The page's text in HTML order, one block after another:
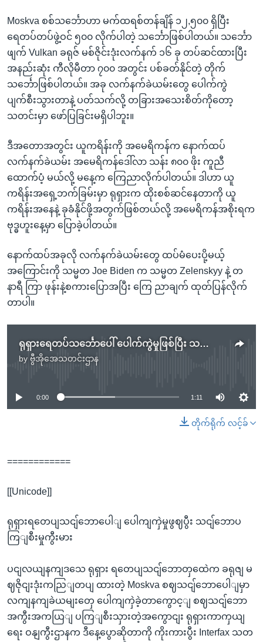
Moskva စစ်သင်္ဘောဟာ မက်ထရစ်တန်ချိန် ၁၂,၅၀၀ ရှိပြီး
ရေတပ်တပ်ဖွဲ့ဝင် ၅၀၀ လိုက်ပါတဲ့ သင်္ဘောဖြစ်ပါတယ်။ သင်္ဘော
ဖျက် Vulkan ခရုဇ် မစ်ဇိုင်းဒုံးလက်နက် ၁၆ ခု တပ်ဆင်ထားပြီး
အနည်းဆုံး ကီလိုမီတာ ၇၀၀ အတွင်း ပစ်ခတ်နိုင်တဲ့ တိုက်
သင်္ဘောဖြစ်ပါတယ်။ အခု လက်နက်ခဲယမ်းတွေ ပေါက်ကွဲ
ပျက်စီးသွားတာနဲ့ ပတ်သက်လို့ တခြားအသေးစိတ်ကိုတော့
သတင်းမှာ ဖော်ပြခြင်းမရှိပါဘူး။
ဒီအတောအတွင်း ယူကရိန်းကို အမေရိကန်က နောက်ထပ်
လက်နက်ခဲယမ်း အမေရိကန်ဒေါ်လာ သန်း ၈၀၀ ဖိုး ကူညီ
ထောက်ပံ့ မယ်လို့ မနေ့က ကြေညာလိုက်ပါတယ်။ ဒါဟာ ယူ
ကရိန်းအရှေ့ဘက်ခြမ်းမှာ ရုရှားက ထိုးစစ်ဆင်နေတာကို ယူ
ကရိန်းအနေနဲ့ ခုခံနိုင်ဖို့အတွက်ဖြစ်တယ်လို့ အမေရိကန်အစိုးရက
ဗုဒ္ဓဟူးနေ့မှာ ပြောခဲ့ပါတယ်။
နောက်ထပ်အခုလို လက်နက်ခဲယမ်းတွေ ထပ်မံပေးပို့မယ့်
အကြောင်းကို သမ္မတ Joe Biden က သမ္မတ Zelenskyy နဲ့ တ
နာရီ ကြာ ဖုန်းနဲ့စကားပြောအပြီး ကြေ ညာချက် ထုတ်ပြန်လိုက်
တာပါ။
ရုရှားရေတပ်သင်္ဘောပေါ် ပေါက်ကွဲမှုဖြစ်ပြီး သင်္ဘောပျက်စီးမှုကြီးမား
by ဗွီအိုအေသတင်းဌာန
No media source currently available
0:00 1:11
တိုက်ရိုက် လင့်ခ်
============
[[Unicode]]
ရုရှားရတေပျသငျ်ဘောပေါျ ပေါကျကှဲမှုဖွဈပွီး သငျ်ဘောပ
ကြျစီးမှုကွီးမား
ပငျလယျနကျဒသေ ရုရှား ရတေပျသငျ်ဘောတှထေဲက ခရုဇျ မ
ဈဇိုငျးဒုံးကညြျတပျ ထားတဲ့ Moskva စဈသငျ်ဘောပေါျမှာ
လကျနကျခဲယမျးတှေ ပေါကျကှဲခဲ့တာကွောင့ျ စဈသငျ်ဘော
အကွီးအကယြျ ပကြျစီးသှားတဲ့အကွောငျး ရုရှားကာကှယျ
ရေး ဝနျကွီးဌာနက ဒီနေ့ပွောဆိုတာကို ကိုးကားပွီး Interfax သတ